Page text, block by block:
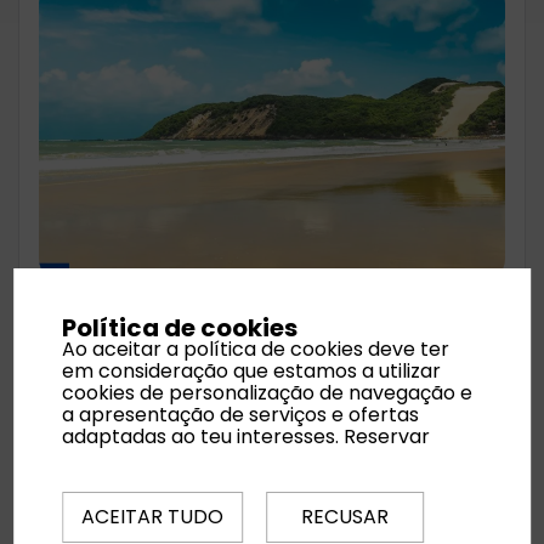
Natal | Touros
🏖️ O que torna Natal especial
Natal encanta com praias de águas cristalinas
e dunas douradas, como Ponta Negra e
aventurar em passeios de buggy.
A cidade também oferece cultura local,
Política de cookies
Ao aceitar a política de cookies deve ter
em consideração que estamos a utilizar
cookies de personalização de navegação e
a apresentação de serviços e ofertas
adaptadas ao teu interesses. Reservar
ACEITAR TUDO RECUSAR